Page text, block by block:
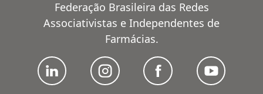
Federação Brasileira das Redes
Associativistas e Independentes de
Farmácias.